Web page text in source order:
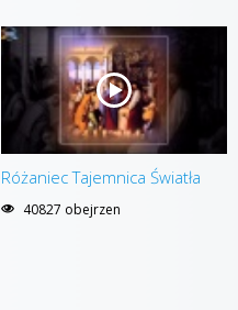
Różaniec Tajemnica Światła
40827 obejrzen